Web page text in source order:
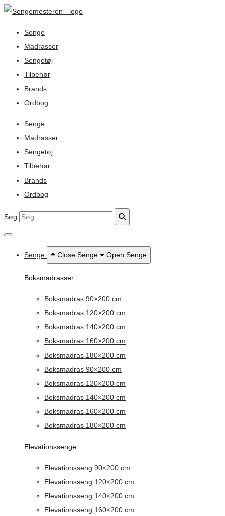
Senge
Madrasser
Sengetøj
Tilbehør
Brands
Ordbog
Senge
Madrasser
Sengetøj
Tilbehør
Brands
Ordbog
Søg
Senge Close Senge Open Senge
Boksmadrasser
Boksmadras 90×200 cm
Boksmadras 120×200 cm
Boksmadras 140×200 cm
Boksmadras 160×200 cm
Boksmadras 180×200 cm
Boksmadras 90×200 cm
Boksmadras 120×200 cm
Boksmadras 140×200 cm
Boksmadras 160×200 cm
Boksmadras 180×200 cm
Elevationssenge
Elevationsseng 90×200 cm
Elevationsseng 120×200 cm
Elevationsseng 140×200 cm
Elevationsseng 160×200 cm